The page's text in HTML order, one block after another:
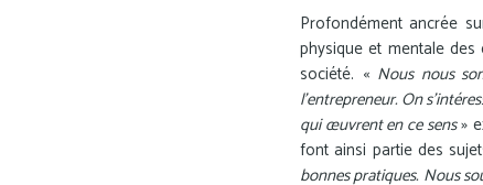
Profondément ancrée
physique et mentale des
société. « Nous nous
l’entrepreneur. On
qui œuvrent en ce sens»
font ainsi partie des
bonnes pratiques. Nous